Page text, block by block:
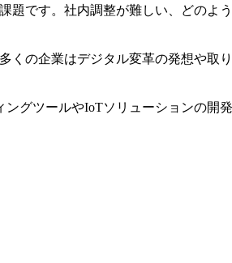
です。社内調整が難しい、どのよ
くの企業はデジタル変革の発想や取
グツールやIoTソリューションの開発